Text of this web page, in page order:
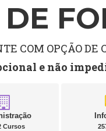
COM OPÇÃO
e não
Cursos